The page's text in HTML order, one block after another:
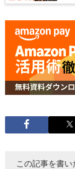
この記事を書い